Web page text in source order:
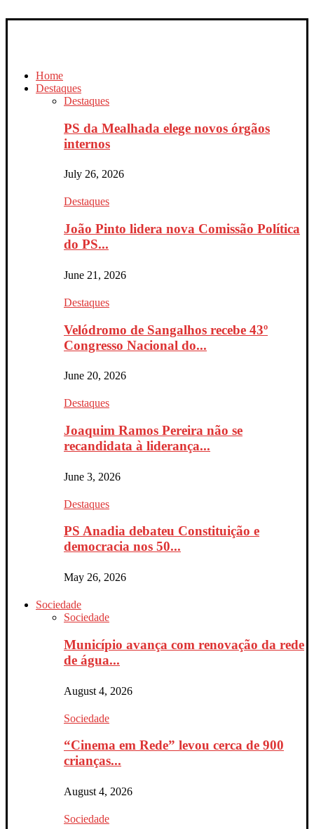
Home
Destaques
Destaques
PS da Mealhada elege novos órgãos
internos
July 26, 2026
Destaques
João Pinto lidera nova Comissão Política
do PS...
June 21, 2026
Destaques
Velódromo de Sangalhos recebe 43º
Congresso Nacional do...
June 20, 2026
Destaques
Joaquim Ramos Pereira não se
recandidata à liderança...
June 3, 2026
Destaques
PS Anadia debateu Constituição e
democracia nos 50...
May 26, 2026
Sociedade
Sociedade
Município avança com renovação da rede
de água...
August 4, 2026
Sociedade
“Cinema em Rede” levou cerca de 900
crianças...
August 4, 2026
Sociedade